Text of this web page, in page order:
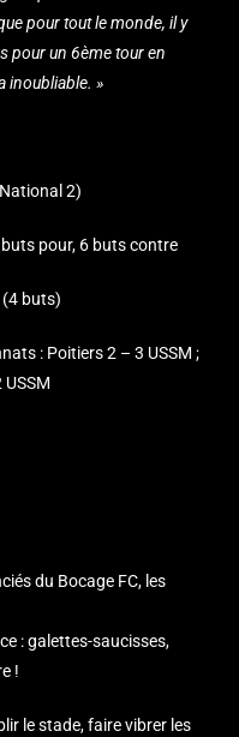
pour tout le monde, il y
pour un 6ème tour en
inoubliable. »
2)
pour, 6 buts contre
(4 buts)
: Poitiers 2 – 3 USSM ;
du Bocage FC, les
: galettes-saucisses,
!
le stade, faire vibrer les